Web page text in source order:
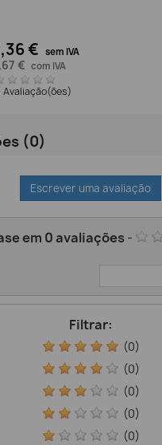
€ sem IVA
€ com IVA
Avaliação(ões)
(0)
Escrever uma avaliação
em 0avaliações-
Filtrar:
(0)
(0)
(0)
(0)
(0)